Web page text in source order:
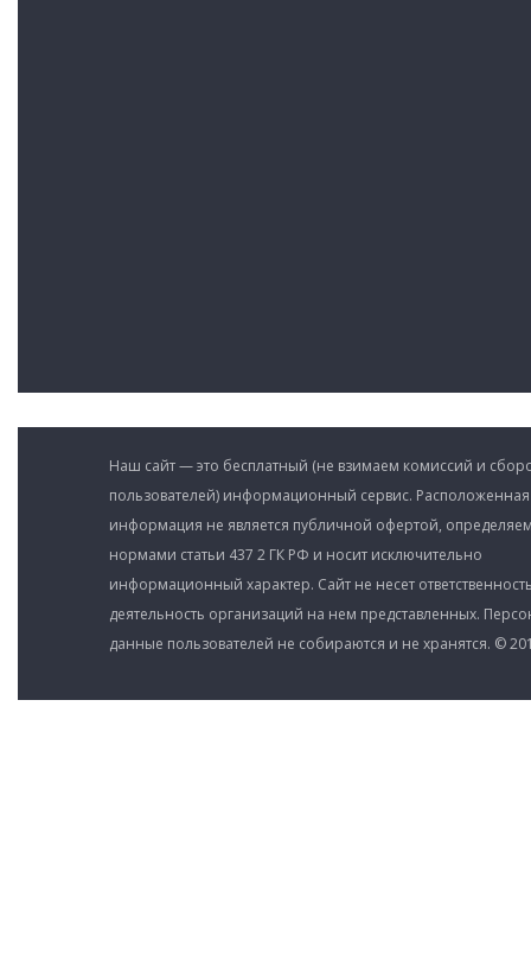
Наш сайт — это бесплатный (не взимаем комиссий и
пользователей) информационный сервис.
информация не является публичной офертой,
нормами статьи 437 2 ГК РФ и носит исключительно
информационный характер. Сайт не несет
деятельность организаций на нем представленных.
данные пользователей не собираются и не хранятся. ©